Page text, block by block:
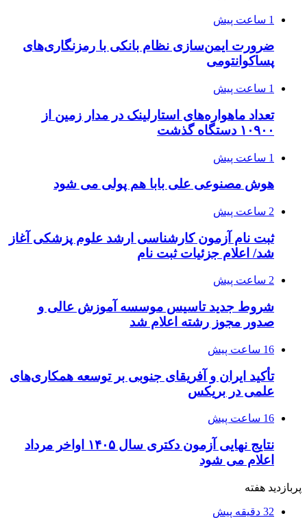
1 ساعت پیش
ضرورت ایمن‌سازی نظام بانکی با رمزنگاری‌های
پساکوانتومی
1 ساعت پیش
تعداد ماهواره‌های استارلینک‌ در مدار زمین از
۱۰۹۰۰ دستگاه گذشت
1 ساعت پیش
هوش مصنوعی علی بابا هم پولی می شود
2 ساعت پیش
ثبت نام آزمون کارشناسی ارشد علوم پزشکی آغاز
شد/ اعلام جزئیات ثبت نام
2 ساعت پیش
شروط جدید تاسیس موسسه آموزش عالی و
صدور مجوز رشته اعلام شد
16 ساعت پیش
تأکید ایران و آفریقای جنوبی بر توسعه همکاری‌های
علمی در بریکس
16 ساعت پیش
نتایج نهایی آزمون دکتری سال ۱۴۰۵ اواخر مرداد
اعلام می شود
پربازدید هفته
32 دقیقه پیش